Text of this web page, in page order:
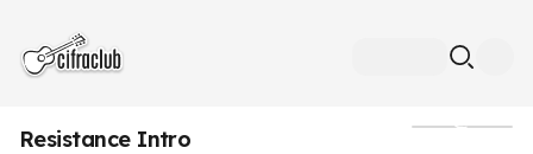
Resistance Intro